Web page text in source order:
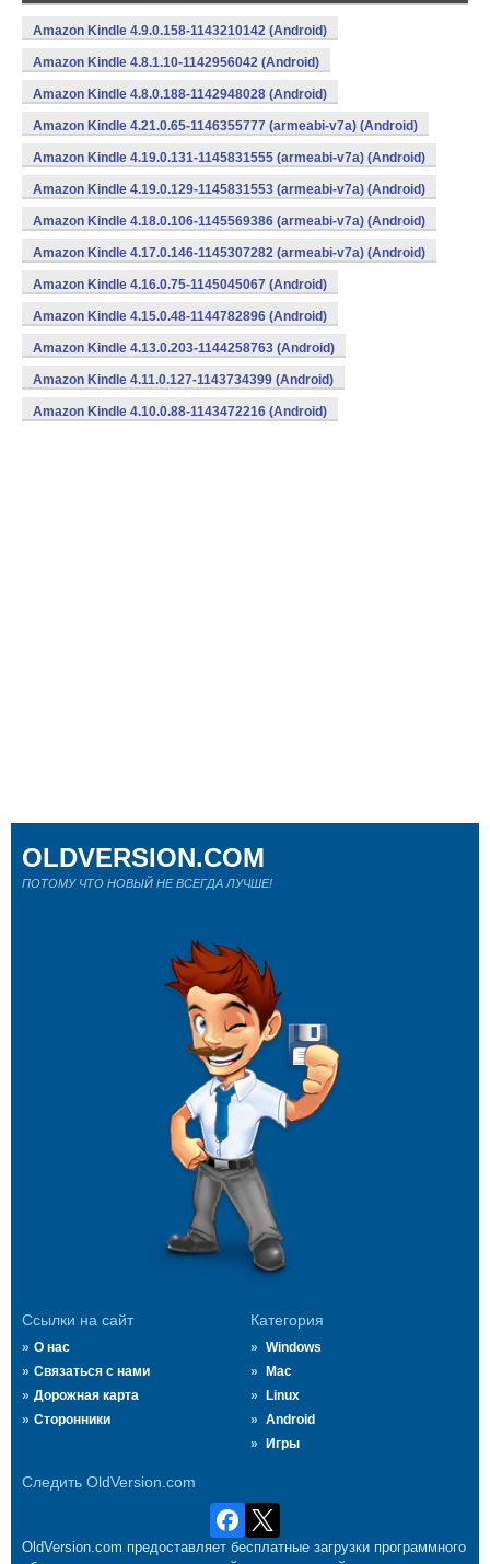
Amazon Kindle 4.9.0.158-1143210142 (Android)
Amazon Kindle 4.8.1.10-1142956042 (Android)
Amazon Kindle 4.8.0.188-1142948028 (Android)
Amazon Kindle 4.21.0.65-1146355777 (armeabi-v7a) (Android)
Amazon Kindle 4.19.0.131-1145831555 (armeabi-v7a) (Android)
Amazon Kindle 4.19.0.129-1145831553 (armeabi-v7a) (Android)
Amazon Kindle 4.18.0.106-1145569386 (armeabi-v7a) (Android)
Amazon Kindle 4.17.0.146-1145307282 (armeabi-v7a) (Android)
Amazon Kindle 4.16.0.75-1145045067 (Android)
Amazon Kindle 4.15.0.48-1144782896 (Android)
Amazon Kindle 4.13.0.203-1144258763 (Android)
Amazon Kindle 4.11.0.127-1143734399 (Android)
Amazon Kindle 4.10.0.88-1143472216 (Android)
Ссылки на сайт
О нас
Связаться с нами
Дорожная карта
Сторонники
Категория
Windows
Mac
Linux
Android
Игры
Следить OldVersion.com
OLDVERSION.COM
ПОТОМУ ЧТО НОВЫЙ НЕ ВСЕГДА ЛУЧШЕ!
OldVersion.com предоставляет бесплатные загрузки программного